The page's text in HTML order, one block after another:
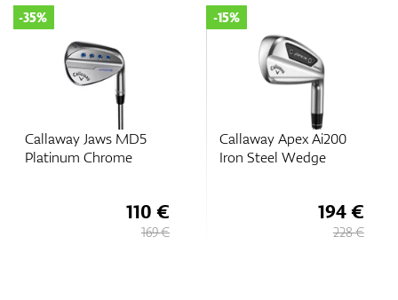
Callaway Jaws MD5
Platinum Chrome
-35%
110 €
169 €
Callaway Apex Ai200
Iron Steel Wedge
-15%
194 €
228 €